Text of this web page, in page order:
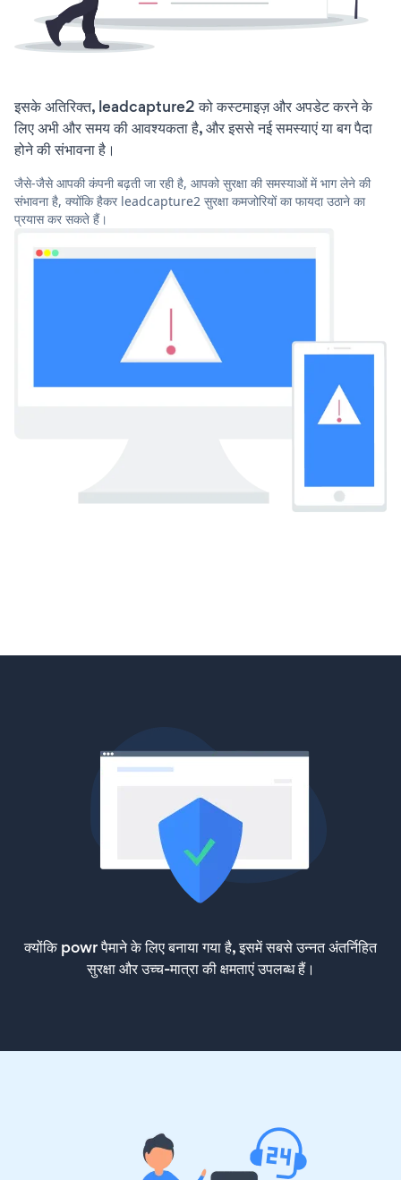
इसके अतिरिक्त, leadcapture2 को कस्टमाइज़ और अपडेट करने के
लिए अभी और समय की आवश्यकता है, और इससे नई समस्याएं या बग पैदा
होने की संभावना है।
जैसे-जैसे आपकी कंपनी बढ़ती जा रही है, आपको सुरक्षा की समस्याओं में भाग लेने की
संभावना है, क्योंकि हैकर leadcapture2 सुरक्षा कमजोरियों का फायदा उठाने का
प्रयास कर सकते हैं।
क्योंकि powr पैमाने के लिए बनाया गया है, इसमें सबसे उन्नत अंतर्निहित
सुरक्षा और उच्च-मात्रा की क्षमताएं उपलब्ध हैं।